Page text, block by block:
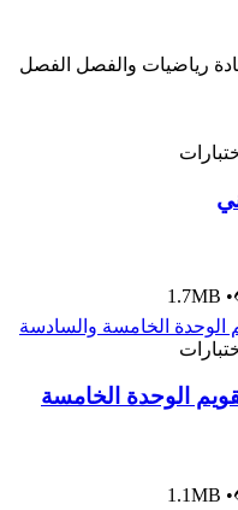
رياضيات والفصل الفصل
1.7MB •
الوحدة الخامسة
1.1MB •